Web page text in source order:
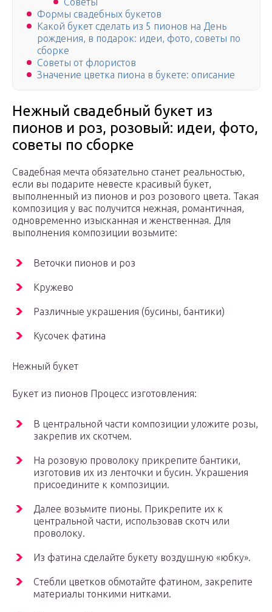
Формы свадебных букетов
Какой букет сделать из 5 пионов на День
рождения, в подарок: идеи, фото, советы по
сборке
Советы от флористов
Значение цветка пиона в букете: описание
Нежный свадебный букет из
пионов и роз, розовый: идеи, фото,
советы по сборке
Свадебная мечта обязательно станет реальностью,
если вы подарите невесте красивый букет,
выполненный из пионов и роз розового цвета. Такая
композиция у вас получится нежная, романтичная,
одновременно изысканная и женственная. Для
выполнения композиции возьмите:
Веточки пионов и роз
Кружево
Различные украшения (бусины, бантики)
Кусочек фатина
Нежный букет
Букет из пионов Процесс изготовления:
В центральной части композиции уложите розы,
закрепив их скотчем.
На розовую проволоку прикрепите бантики,
изготовив их из ленточки и бусин. Украшения
присоедините к композиции.
Далее возьмите пионы. Прикрепите их к
центральной части, использовав скотч или
проволоку.
Из фатина сделайте букету воздушную «юбку».
Стебли цветков обмотайте фатином, закрепите
материалы тонкими нитками.